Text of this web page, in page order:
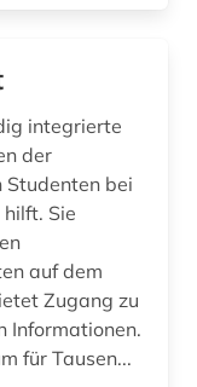
integrierte
der
Studenten bei
Sie
auf dem
Zugang zu
Informationen.
für Tausen...